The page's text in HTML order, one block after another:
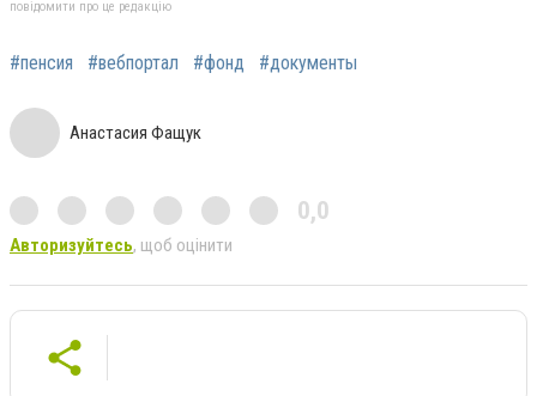
повідомити про це редакцію
#пенсия #вебпортал #фонд #документы
Анастасия Фащук
0,0
Авторизуйтесь, щоб оцінити